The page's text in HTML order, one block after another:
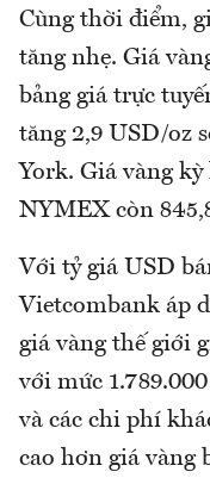
Cùng thời điểm,
tăng nhẹ. Giá
bảng giá trực
tăng 2,9 USD/oz
York. Giá vàng
NYMEX còn
Với tỷ giá USD
Vietcombank áp
giá vàng thế giới
với mức
và các chi phí
cao hơn giá vàng